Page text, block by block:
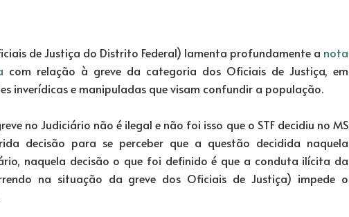
de Justiça do Distrito Federal) lamenta profundamente a nota
com relação à greve da categoria dos Oficiais de Justiça, em
inverídicas e manipuladas que visam confundir a população.
no Judiciário não é ilegal e não foi isso que o STF decidiu no MS
decisão para se perceber que a questão decidida naquela
naquela decisão o que foi definido é que a conduta ilícita da
na situação da greve dos Oficiais de Justiça) impede o